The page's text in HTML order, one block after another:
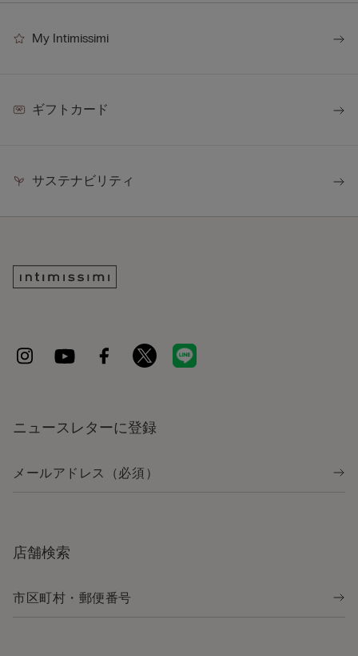
My Intimissimi
ギフトカード
サステナビリティ
ニュースレターに登録
店舗検索